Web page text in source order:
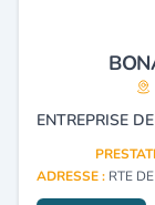
ADRESSE : RTE DE